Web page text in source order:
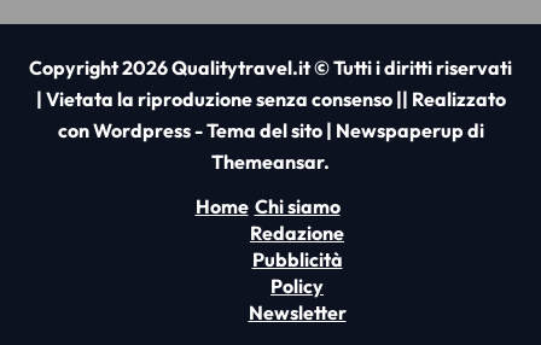
Copyright 2026 Qualitytravel.it © Tutti i diritti riservati
| Vietata la riproduzione senza consenso || Realizzato
con Wordpress - Tema del sito | Newspaperup di
Themeansar.
Home Chi siamo
Redazione
Pubblicità
Policy
Newsletter